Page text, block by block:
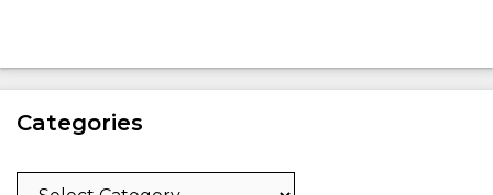
Categories
Categories